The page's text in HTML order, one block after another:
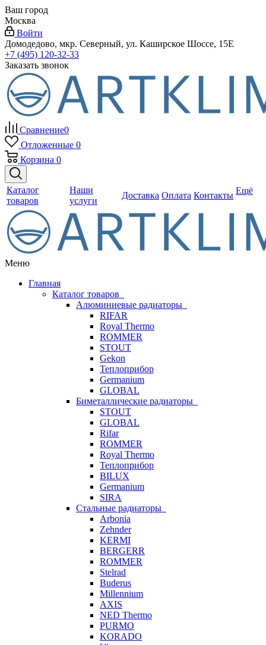
Ваш город
Москва
Войти
Домодедово, мкр. Северный, ул. Каширское Шоссе, 15Е
+7 (495) 120-32-33
Заказать звонок
Сравнение0
Отложенные 0
Корзина 0
Каталог
товаров
Наши
услуги
Доставка Оплата Контакты Ещё
Меню
Главная
Каталог товаров
Алюминиевые радиаторы
RIFAR
Royal Thermo
ROMMER
STOUT
Gekon
Теплоприбор
Germanium
GLOBAL
Биметаллические радиаторы
STOUT
GLOBAL
Rifar
ROMMER
Royal Thermo
Теплоприбор
BILUX
Germanium
SIRA
Стальные радиаторы
Arbonia
Zehnder
KERMI
BERGERR
ROMMER
Stelrad
Buderus
Millennium
AXIS
NED Thermo
PURMO
KORADO